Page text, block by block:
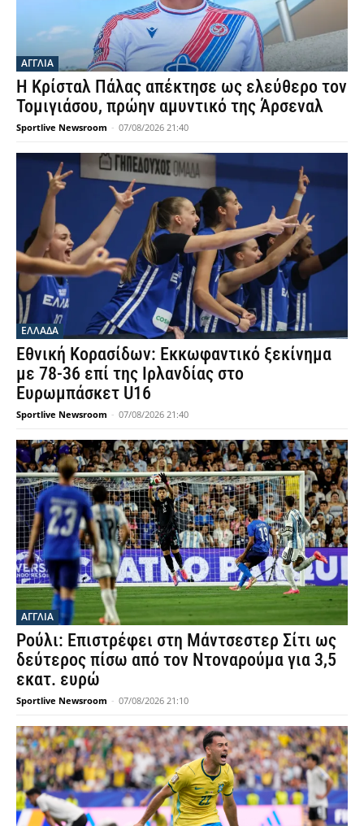
ΑΓΓΛΙΑ
Η Κρίσταλ Πάλας απέκτησε ως ελεύθερο τον
Τομιγιάσου, πρώην αμυντικό της Άρσεναλ
Sportlive Newsroom - 07/08/2026 21:40
ΕΛΛΑΔΑ
Εθνική Κορασίδων: Εκκωφαντικό ξεκίνημα
με 78-36 επί της Ιρλανδίας στο
Ευρωμπάσκετ U16
Sportlive Newsroom - 07/08/2026 21:40
ΑΓΓΛΙΑ
Ρούλι: Επιστρέφει στη Μάντσεστερ Σίτι ως
δεύτερος πίσω από τον Ντοναρούμα για 3,5
εκατ. ευρώ
Sportlive Newsroom - 07/08/2026 21:10